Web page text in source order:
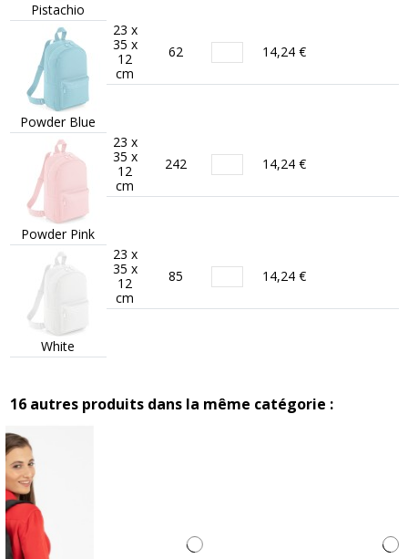
Pistachio
Powder Blue
23 x
35 x
12
cm
62 14,24 €
Powder Pink
23 x
35 x
12
cm
242 14,24 €
White
23 x
35 x
12
cm
85 14,24 €
16 autres produits dans la même catégorie :